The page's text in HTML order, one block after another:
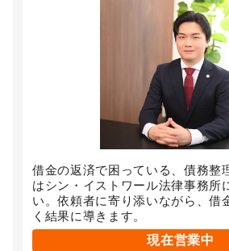
借金の返済で困っている、債務整
はシン・イストワール法律事務所
い。依頼者に寄り添いながら、借
く結果に導きます。
現在営業中